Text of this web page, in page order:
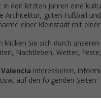
den letzten Jahren eine
Architektur, guten Fußball
einer Kleinstadt mit
klicken Sie sich durch
Nachtleben, Wetter,
interessieren,
auf den folgenden Seiten: